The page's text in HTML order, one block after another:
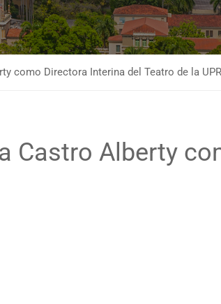
como Directora Interina del Teatro de la UPR
Castro Alberty